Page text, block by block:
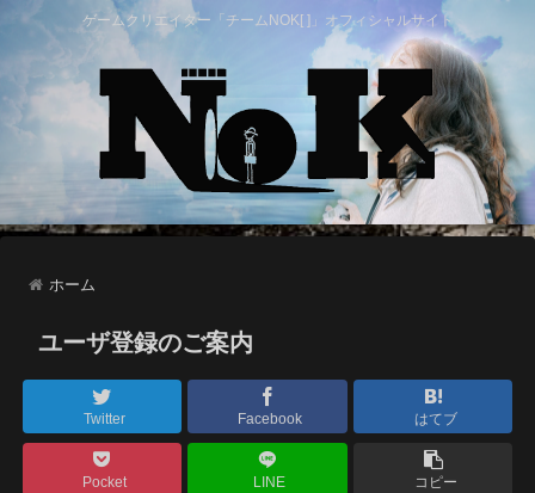
ゲームクリエイター「チームNOK[ ]」オフィシャルサイト
ホーム
ユーザ登録のご案内
Twitter Facebook はてブ
Pocket LINE コピー